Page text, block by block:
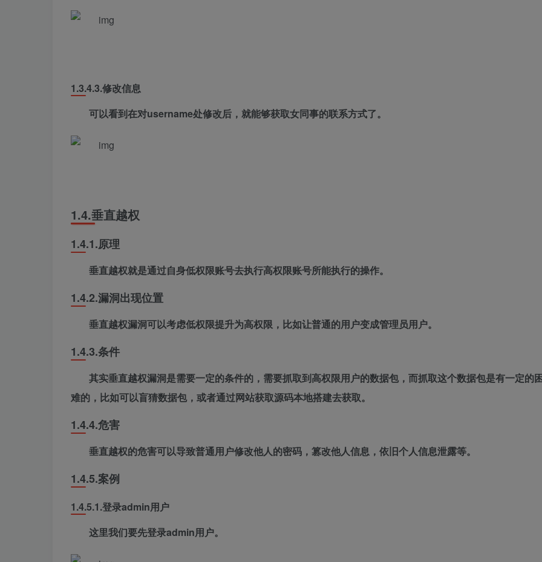
1.3.4.3.修改信息
可以看到在对username处修改后，就能够获取女同事的联系方式了。
1.4.垂直越权
1.4.1.原理
垂直越权就是通过自身低权限账号去执行高权限账号所能执行的操作。
1.4.2.漏洞出现位置
垂直越权漏洞可以考虑低权限提升为高权限，比如让普通的用户变成管理员用户。
1.4.3.条件
其实垂直越权漏洞是需要一定的条件的，需要抓取到高权限用户的数据包，而抓取这个数据包是有一定的
难的，比如可以盲猜数据包，或者通过网站获取源码本地搭建去获取。
1.4.4.危害
垂直越权的危害可以导致普通用户修改他人的密码，篡改他人信息，依旧个人信息泄露等。
1.4.5.案例
1.4.5.1.登录admin用户
这里我们要先登录admin用户。